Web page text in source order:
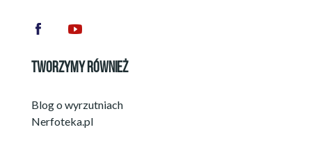
TWORZYMY RÓWNIEŻ
Blog o wyrzutniach
Nerfoteka.pl